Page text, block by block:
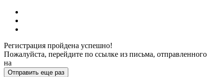
Регистрация пройдена успешно!
Пожалуйста, перейдите по ссылке из письма, отправленного
на
Отправить еще раз